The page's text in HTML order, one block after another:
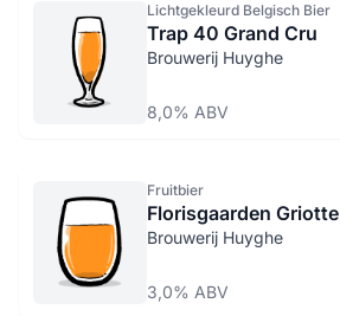
Lichtgekleurd Belgisch Bier
Trap 40 Grand Cru
Brouwerij Huyghe
8,0% ABV
Fruitbier
Florisgaarden Griotte
Brouwerij Huyghe
3,0% ABV